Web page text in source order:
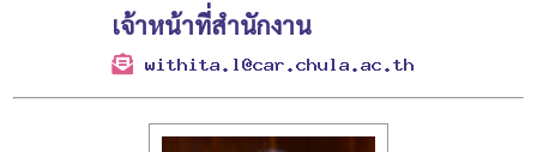
เจ้าหน้าที่สำนักงาน